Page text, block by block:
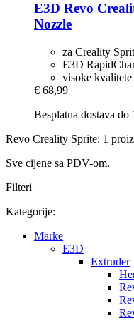
E3D Revo
Nozzle
za Creality
E3D
visoke kvalitete
€ 68,99
Besplatna dostava do
Revo Creality Sprite: 1
Sve cijene sa PDV-om.
Filteri
Kategorije:
Marke
E3D
Extruder